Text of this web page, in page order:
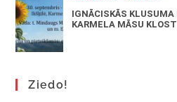
IGNĀCISKĀS
KARMELA MĀSU
Ziedo!